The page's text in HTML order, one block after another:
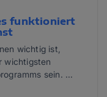
funktioniert
wichtig ist,
wichtigsten
sein. ...